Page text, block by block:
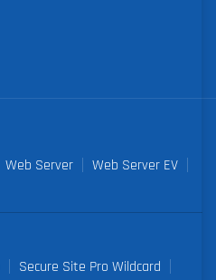
Web Server
Web Server EV
Secure Site Pro Wildcard